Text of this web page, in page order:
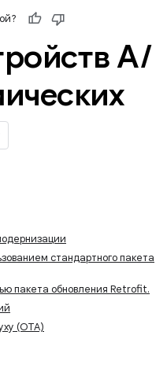
A/
стандартного пакета
пакета обновления Retrofit.
(OTA)